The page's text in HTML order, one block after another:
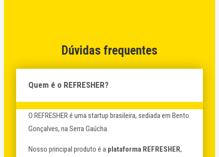
Dúvidas frequentes
Quem é o REFRESHER?
O REFRESHER é uma startup brasileira, sediada em Bento
Gonçalves, na Serra Gaúcha.
Nosso principal produto é a plataforma REFRESHER,